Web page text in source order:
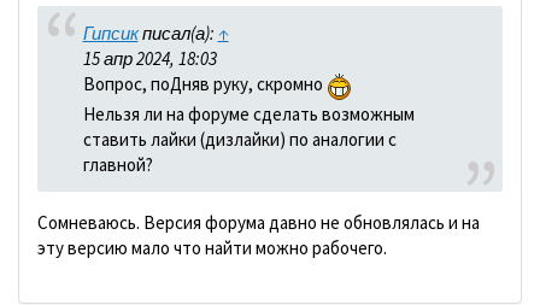
Гипсикписал(а): ↑
15 апр 2024, 18:03
Вопрос, поДняв руку, скромно
Нельзя ли на форуме сделать возможным
ставить лайки (дизлайки) по аналогии с
главной?
Сомневаюсь. Версия форума давно не обновлялась и на
эту версию мало что найти можно рабочего.